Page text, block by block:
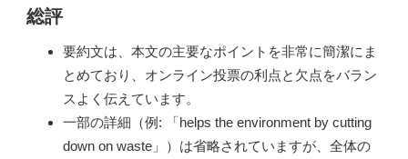
総評
要約文は、本文の主要なポイントを非常に簡潔にま
とめており、オンライン投票の利点と欠点をバラン
スよく伝えています。
一部の詳細（例: 「helps the environment by cutting
down on waste」）は省略されていますが、全体の